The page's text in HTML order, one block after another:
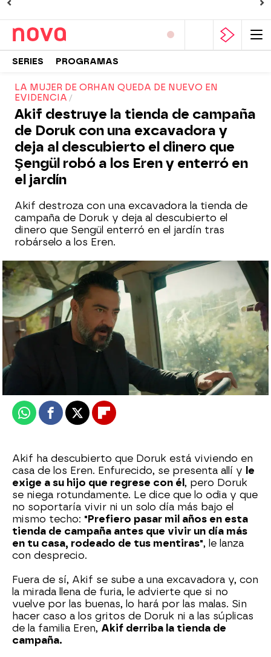
SERIES PROGRAMAS
LA MUJER DE ORHAN QUEDA DE NUEVO EN
EVIDENCIA
Akif destruye la tienda de campaña
de Doruk con una excavadora y
deja al descubierto el dinero que
Şengül robó a los Eren y enterró en
el jardín
Akif destroza con una excavadora la tienda de
campaña de Doruk y deja al descubierto el
dinero que Sengül enterró en el jardín tras
robárselo a los Eren.
15 de junio de 2025, 02:30
WhatsappFacebook
X Flipboard
Akif ha descubierto que Doruk está viviendo en
casa de los Eren. Enfurecido, se presenta allí y le
exige a su hijo que regrese con él , pero Doruk
se niega rotundamente. Le dice que lo odia y que
no soportaría vivir ni un solo día más bajo el
mismo techo: "Prefiero pasar mil años en esta
tienda de campaña antes que vivir un día más
en tu casa, rodeado de tus mentiras", le lanza
con desprecio.
Fuera de sí, Akif se sube a una excavadora y, con
la mirada llena de furia, le advierte que si no
vuelve por las buenas, lo hará por las malas. Sin
hacer caso a los gritos de Doruk ni a las súplicas
de la familia Eren, Akif derriba la tienda de
campaña.